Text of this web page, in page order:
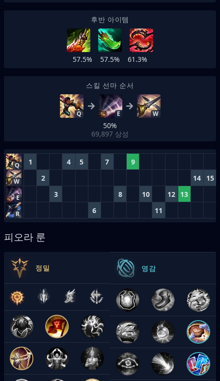
후반 아이템
57.5% 57.5% 61.3%
스킬 선마 순서
Q E W
50%
69,897 상성
Q 1 4 5 7 9
W 2 14 15
E 3 8 10 12 13
R 6 11
피오라 룬
정밀 영감